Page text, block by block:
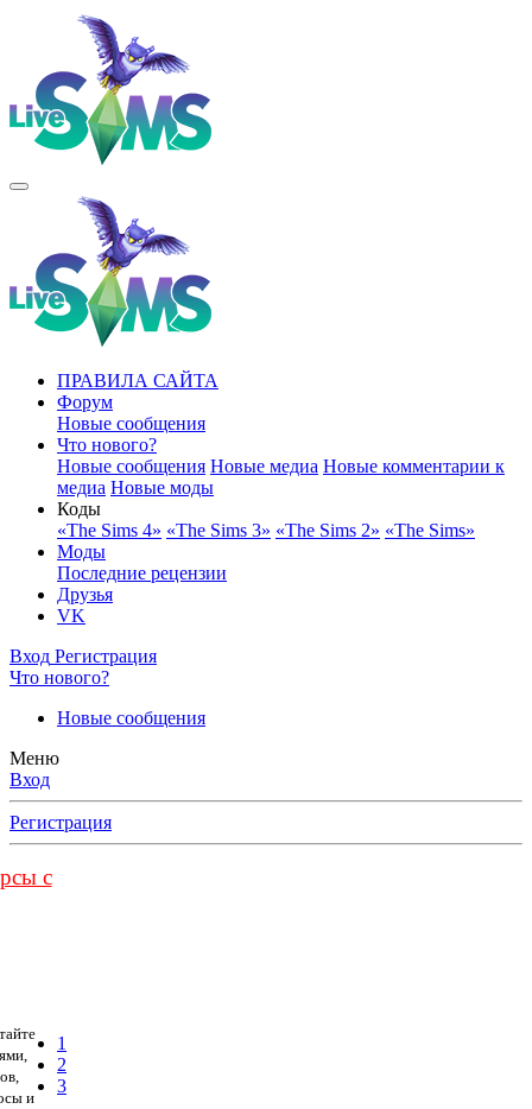
ПРАВИЛА САЙТА
Форум
Новые сообщения
Что нового?
Новые сообщения Новые медиа Новые комментарии к
медиа Новые моды
Коды
«The Sims 4» «The Sims 3» «The Sims 2» «The Sims»
Моды
Последние рецензии
Друзья
VK
Вход Регистрация
Что нового?
Новые сообщения
Меню
Вход
Регистрация
с
и
1
2
3